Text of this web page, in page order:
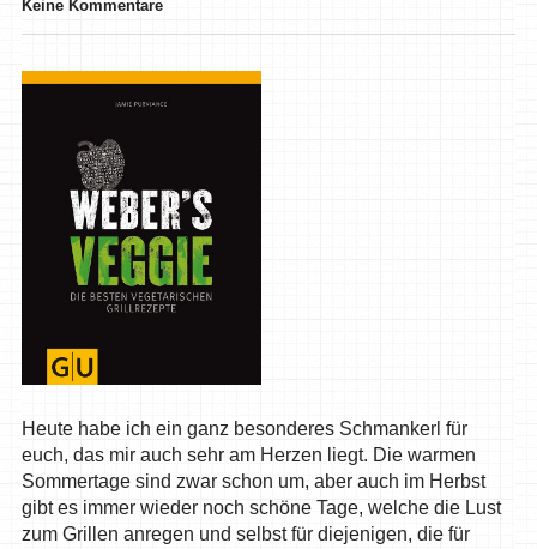
Keine Kommentare
Heute habe ich ein ganz besonderes Schmankerl für
euch, das mir auch sehr am Herzen liegt. Die warmen
Sommertage sind zwar schon um, aber auch im Herbst
gibt es immer wieder noch schöne Tage, welche die Lust
zum Grillen anregen und selbst für diejenigen, die für